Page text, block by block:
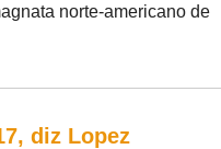
norte-americano de
diz Lopez